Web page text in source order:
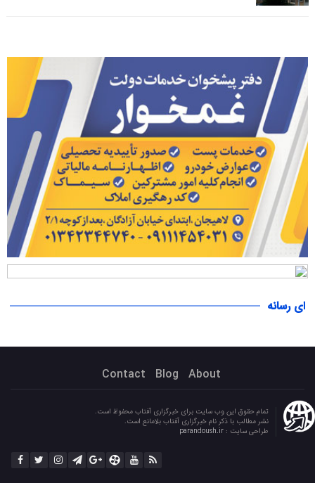
ای رسانه
About
Blog
Contact
تمام حقوق این وب سایت برای خبرگزاری آفتاب محفوظ است.
نشر مطالب با ذکر نام خبرگزاری آفتاب بلامانع است.
طراحی سایت :